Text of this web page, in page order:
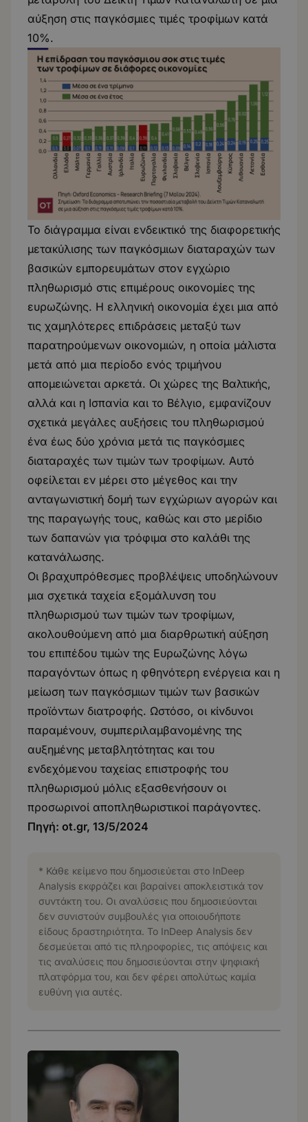
αύξηση στις παγκόσμιες τιμές τροφίμων κατά
10%.
Το διάγραμμα είναι ενδεικτικό της διαφορετικής
μετακύλισης των παγκόσμιων διαταραχών των
βασικών εμπορευμάτων στον εγχώριο
πληθωρισμό στις επιμέρους οικονομίες της
ευρωζώνης. Η ελληνική οικονομία έχει μια από
τις χαμηλότερες επιδράσεις μεταξύ των
παρατηρούμενων οικονομιών, η οποία μάλιστα
μετά από μια περίοδο ενός τριμήνου
απομειώνεται αρκετά. Οι χώρες της Βαλτικής,
αλλά και η Ισπανία και το Βέλγιο, εμφανίζουν
σχετικά μεγάλες αυξήσεις του πληθωρισμού
ένα έως δύο χρόνια μετά τις παγκόσμιες
διαταραχές των τιμών των τροφίμων. Αυτό
οφείλεται εν μέρει στο μέγεθος και την
ανταγωνιστική δομή των εγχώριων αγορών και
της παραγωγής τους, καθώς και στο μερίδιο
των δαπανών για τρόφιμα στο καλάθι της
κατανάλωσης.
Οι βραχυπρόθεσμες προβλέψεις υποδηλώνουν
μια σχετικά ταχεία εξομάλυνση του
πληθωρισμού των τιμών των τροφίμων,
ακολουθούμενη από μια διαρθρωτική αύξηση
του επιπέδου τιμών της Ευρωζώνης λόγω
παραγόντων όπως η φθηνότερη ενέργεια και η
μείωση των παγκόσμιων τιμών των βασικών
προϊόντων διατροφής. Ωστόσο, οι κίνδυνοι
παραμένουν, συμπεριλαμβανομένης της
αυξημένης μεταβλητότητας και του
ενδεχόμενου ταχείας επιστροφής του
πληθωρισμού μόλις εξασθενήσουν οι
προσωρινοί αποπληθωριστικοί παράγοντες.
Πηγή: ot.gr, 13/5/2024
* Κάθε κείμενο που δημοσιεύεται στο InDeep
Analysis εκφράζει και βαραίνει αποκλειστικά τον
συντάκτη του. Οι αναλύσεις που δημοσιεύονται
δεν συνιστούν συμβουλές για οποιουδήποτε
είδους δραστηριότητα. Το InDeep Analysis δεν
δεσμεύεται από τις πληροφορίες, τις απόψεις και
τις αναλύσεις που δημοσιεύονται στην ψηφιακή
πλατφόρμα του, και δεν φέρει απολύτως καμία
ευθύνη για αυτές.